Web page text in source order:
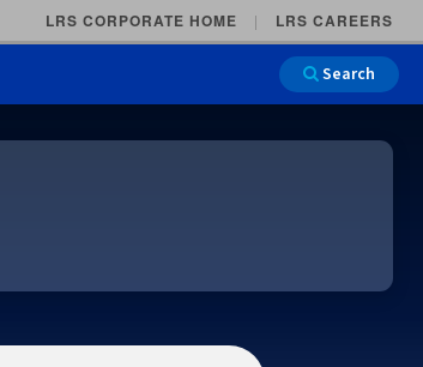
LRS CORPORATE HOME LRS CAREERS
Search